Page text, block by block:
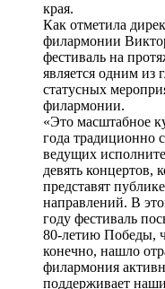
края.
Как отметила
филармонии
фестиваль на
является одним из
статусных
филармонии.
«Это масштабное
года традиционно
ведущих
девять концертов,
представят
направлений. В
году фестиваль
80-летию Победы,
конечно, нашло
филармония
поддерживает